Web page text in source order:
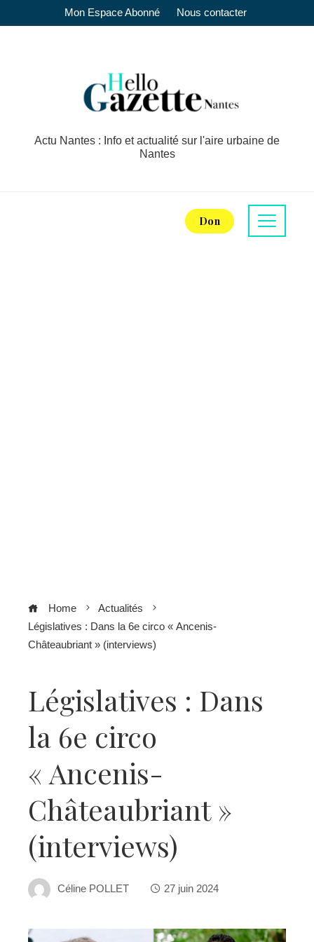
Mon Espace Abonné Nous contacter
Actu Nantes : Info et actualité sur l'aire urbaine de
Nantes
Don
Home
Actualités
Législatives : Dans la 6e circo « Ancenis-
Châteaubriant » (interviews)
Législatives : Dans
la 6e circo
« Ancenis-
Châteaubriant »
(interviews)
Céline POLLET 27 juin 2024